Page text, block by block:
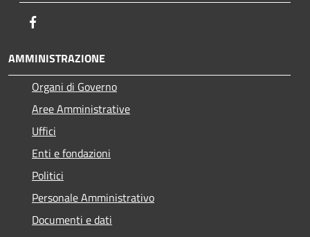
AMMINISTRAZIONE
Organi di Governo
Aree Amministrative
Uffici
Enti e fondazioni
Politici
Personale Amministrativo
Documenti e dati